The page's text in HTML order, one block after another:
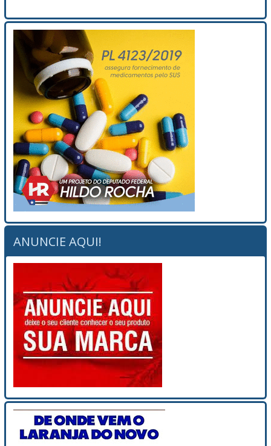
ANUNCIE AQUI!